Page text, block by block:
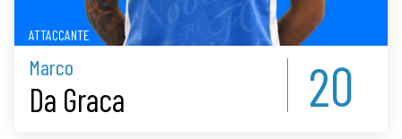
ATTACCANTE
Marco
Da Graca 20